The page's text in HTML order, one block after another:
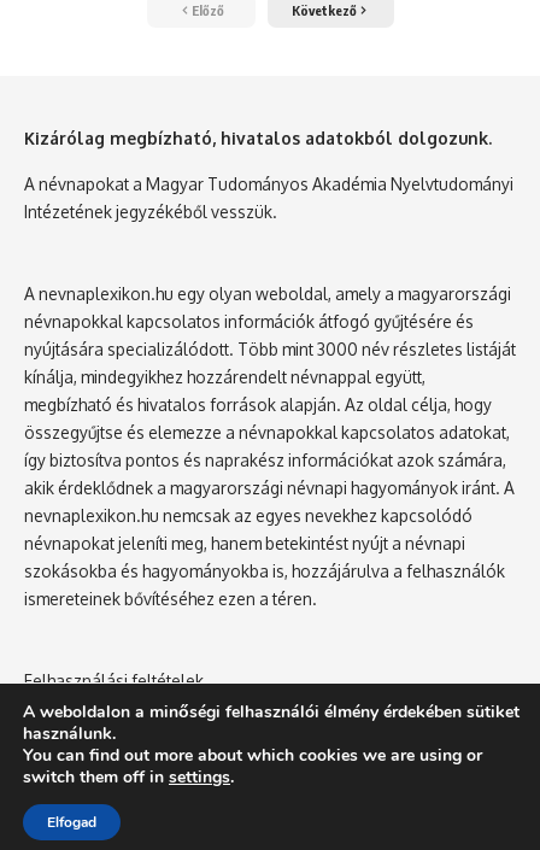
Előző Következő
Kizárólag megbízható, hivatalos adatokból dolgozunk.
A névnapokat a Magyar Tudományos Akadémia Nyelvtudományi
Intézetének jegyzékéből vesszük.
A nevnaplexikon.hu egy olyan weboldal, amely a magyarországi
névnapokkal kapcsolatos információk átfogó gyűjtésére és
nyújtására specializálódott. Több mint 3000 név részletes listáját
kínálja, mindegyikhez hozzárendelt névnappal együtt,
megbízható és hivatalos források alapján. Az oldal célja, hogy
összegyűjtse és elemezze a névnapokkal kapcsolatos adatokat,
így biztosítva pontos és naprakész információkat azok számára,
akik érdeklődnek a magyarországi névnapi hagyományok iránt. A
nevnaplexikon.hu nemcsak az egyes nevekhez kapcsolódó
névnapokat jeleníti meg, hanem betekintést nyújt a névnapi
szokásokba és hagyományokba is, hozzájárulva a felhasználók
ismereteinek bővítéséhez ezen a téren.
Felhasználási feltételek
Adatvédelmi tájékoztató
NévnapLexikon.hu - Névnap, Név jelentése, Névnaptár, Lánynevek,
Fiúnevek, Nevek, Utónevek, Keresztnevek, Női nevek, Férfi nevek
A weboldalon a minőségi felhasználói élmény érdekében sütiket
használunk.
You can find out more about which cookies we are using or
switch them off in settings.
Elfogad